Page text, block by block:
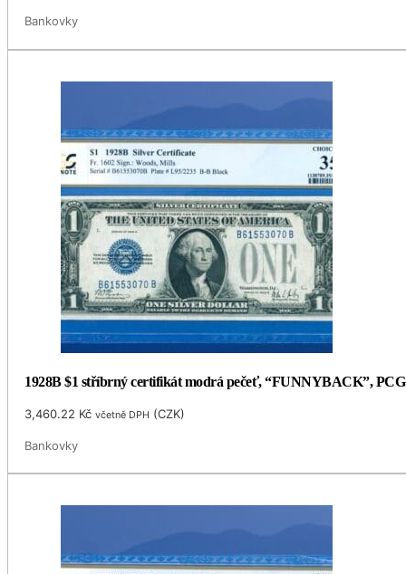
Bankovky
1928B $1 stříbrný certifikát modrá pečeť, “FUNNYBACK”,
3,460.22 Kč včetně DPH (CZK)
Bankovky